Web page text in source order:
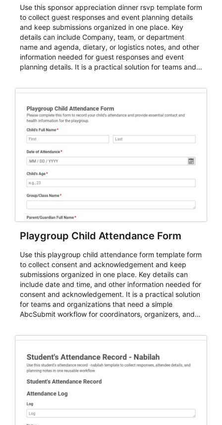
Use this sponsor appreciation dinner rsvp template form
to collect guest responses and event planning details
and keep submissions organized in one place. Key
details can include Company, team, or department
name and agenda, dietary, or logistics notes, and other
information needed for guest responses and event
planning details. It is a practical solution for teams and
for teams and organizations.
Playgroup Child Attendance Form
Use this playgroup child attendance form template form
to collect consent and acknowledgement and keep
submissions organized in one place. Key details can
include date and time, and other information needed for
consent and acknowledgement. It is a practical solution
for teams and organizations that need a simple
AbcSubmit workflow for coordinators, organizers, and